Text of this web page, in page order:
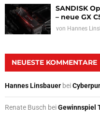
SANDISK
– neue GX
von Hannes
NEUESTE KOMMENTARE
Hannes Linsbauer bei
Renate Busch beiGewinnspiel